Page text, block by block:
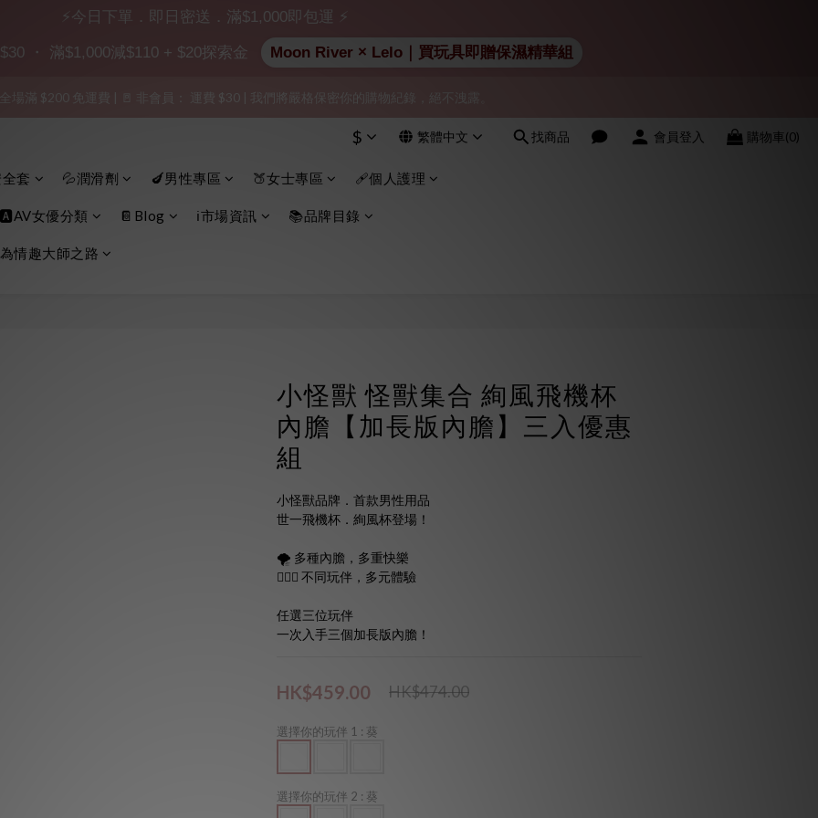
貨」（無店鋪資訊、一般紙箱）、隱私保護、加密付款、立即註冊成為會員！
貨」（無店鋪資訊、一般紙箱）、隱私保護、加密付款、立即註冊成為會員！
加入會員即享$20購物金  訂單商品好評再享$15購物金
場滿 $200 免運費 | 🚪 非會員： 運費 $30 | 我們將嚴格保密你的購物紀錄，絕不洩露。
貨」（無店鋪資訊、一般紙箱）、隱私保護、加密付款、立即註冊成為會員！
$ 繁體中文 找商品 會員登入 購物車(0)
套 💦潤滑劑 🍆男性專區 🍑女士專區 🩹個人護理
🅰️AV女優分類 📔Blog ℹ️市場資訊 📚品牌目錄
情趣大師之路
小怪獸 怪獸集合 絢風飛機杯
內膽【加長版內膽】三入優惠
組
小怪獸品牌．首款男性用品
世一飛機杯．絢風杯登場！
🌪️ 多種內膽，多重快樂
🧝🏻‍♀️ 不同玩伴，多元體驗
任選三位玩伴
一次入手三個加長版內膽！
HK$459.00 HK$474.00
選擇你的玩伴 1 : 葵
選擇你的玩伴 2 : 葵
⚡今日下單．即日密送．滿$1,000即包運 ⚡
・ 滿$1,000減$110 + $20探索金 Moon River × Lelo｜買玩具即贈保濕精華組